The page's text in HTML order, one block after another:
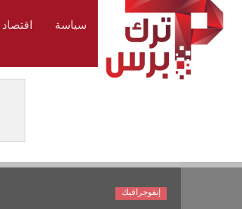
سياسة اقتصاد
إنفوجرافيك